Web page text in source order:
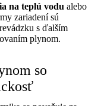
na teplú vodu alebo
zariadení sú
s ďalším
plynom.
so